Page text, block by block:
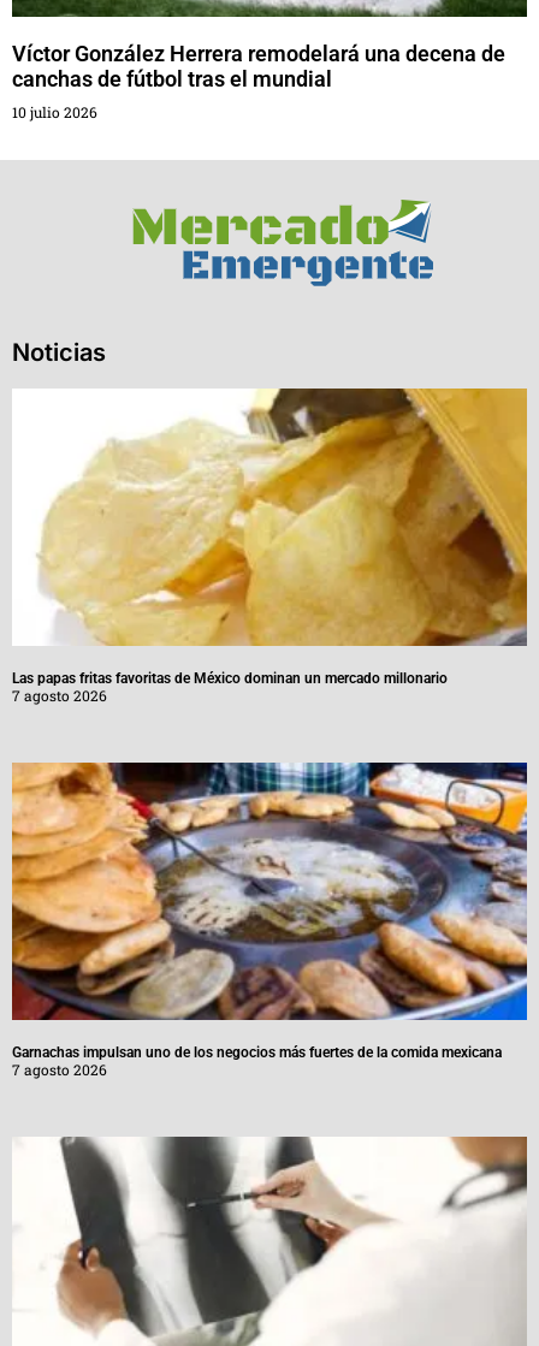
Víctor González Herrera remodelará una decena de
canchas de fútbol tras el mundial
10 julio 2026
Noticias
Las papas fritas favoritas de México dominan un mercado millonario
7 agosto 2026
Garnachas impulsan uno de los negocios más fuertes de la comida mexicana
7 agosto 2026